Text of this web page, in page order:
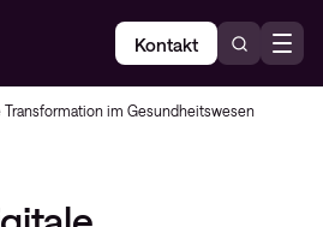
Kontakt
Transformation im Gesundheitswesen